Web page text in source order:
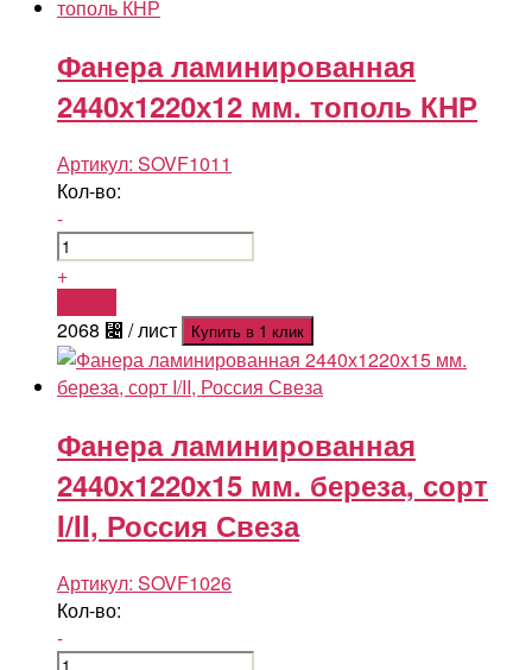
Фанера ламинированная
2440х1220х12 мм. тополь КНР
Артикул: SOVF1011
Кол-во:
-
+
2068 ⃄ / лист Купить в 1 клик
Фанера ламинированная
2440х1220х15 мм. береза, сорт
I/II, Россия Свеза
Артикул: SOVF1026
Кол-во:
-